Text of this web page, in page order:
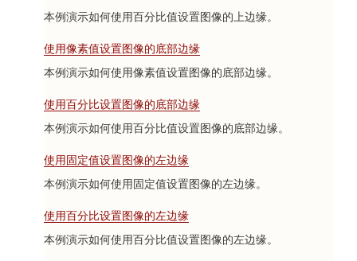
本例演示如何使用百分比值设置图像的上边缘。
使用像素值设置图像的底部边缘
本例演示如何使用像素值设置图像的底部边缘。
使用百分比设置图像的底部边缘
本例演示如何使用百分比值设置图像的底部边缘。
使用固定值设置图像的左边缘
本例演示如何使用固定值设置图像的左边缘。
使用百分比设置图像的左边缘
本例演示如何使用百分比值设置图像的左边缘。